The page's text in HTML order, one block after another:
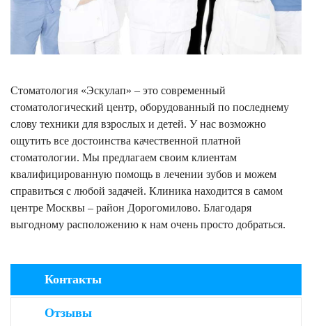
Стоматология «Эскулап» – это современный
стоматологический центр, оборудованный по последнему
слову техники для взрослых и детей. У нас возможно
ощутить все достоинства качественной платной
стоматологии. Мы предлагаем своим клиентам
квалифицированную помощь в лечении зубов и можем
справиться с любой задачей. Клиника находится в самом
центре Москвы – район Дорогомилово. Благодаря
выгодному расположению к нам очень просто добраться.
Контакты
Отзывы